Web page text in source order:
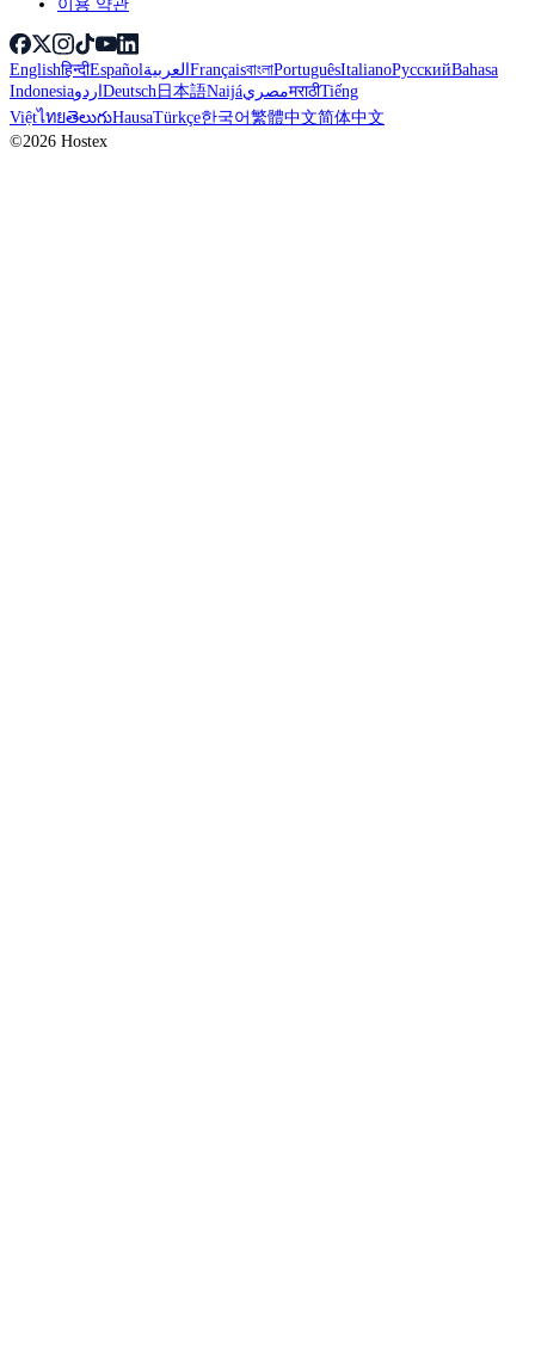
Englishहिन्दीEspañolالعربيةFrançaisবাংলাPortuguêsItalianoРусскийBahasa
IndonesiaاردوDeutsch日本語NaijáمصريमराठीTiếng
ViệtไทยతెలుగుHausaTürkçe한국어繁體中文简体中文
©2026 Hostex